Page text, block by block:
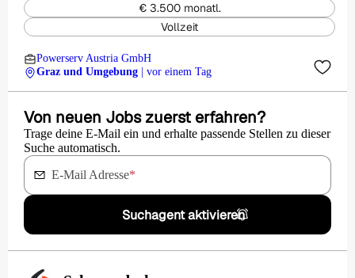
€ 3.500 monatl.
Vollzeit
Powerserv Austria GmbH
Graz und Umgebung
| vor einem Tag
Von neuen Jobs zuerst erfahren?
Trage deine E-Mail ein und erhalte passende Stellen zu dieser
Suche automatisch.
E-Mail Adresse*
Suchagent aktivieren